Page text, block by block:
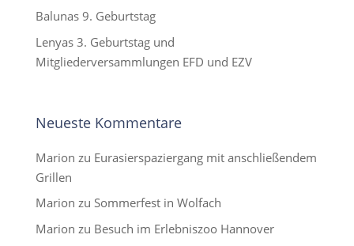
Balunas 9. Geburtstag
Lenyas 3. Geburtstag und
Mitgliederversammlungen EFD und EZV
Neueste Kommentare
Marion zu Eurasierspaziergang mit anschließendem
Grillen
Marion zu Sommerfest in Wolfach
Marion zu Besuch im Erlebniszoo Hannover